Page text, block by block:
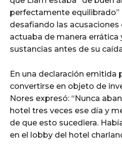
perfectamente equilibrado”
desafiando las
actuaba de manera errática
sustancias antes de su
En una declaración emitida
convertirse en objeto de
Nores expresó: “Nunca
hotel tres veces ese día y
de que esto sucediera.
en el lobby del hotel